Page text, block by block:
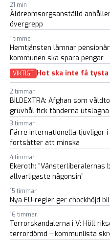
21 min
Äldreomsorgsanställd
övergrepp
1 timme
Hemtjänsten lämnar
kommunen ska spara pengar
VIKTIGT Hot ska inte få
2 timmar
BILDEXTRA: Afghan som
gruvhål fick tänderna
3 timmar
Färre internationella tjuvligor
fortsätter att minska
4 timmar
Ekeroth:
allvarligaste någonsin”
15 timmar
Nya EU-regler ger chockhöjd
16 timmar
Terrorskandalerna i V: Höll
terrordömd – kommunlista